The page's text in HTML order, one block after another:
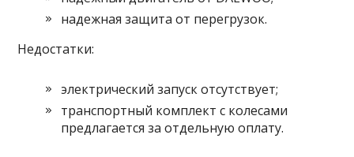
надежная защита от перегрузок.
Недостатки:
электрический запуск отсутствует;
транспортный комплект с колесами
предлагается за отдельную оплату.